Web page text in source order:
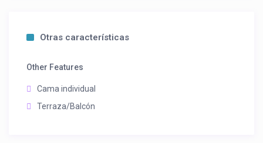
Otras características
Other Features
Cama individual
Terraza/Balcón